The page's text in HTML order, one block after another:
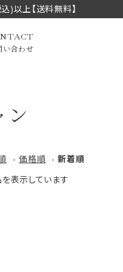
)以上【送料無料】
切・条幅以
セット品
漢字
画筆・絵てがみ
洗浄剤・その他
い合わせ
ン
-価格順 -新着順
表示しています